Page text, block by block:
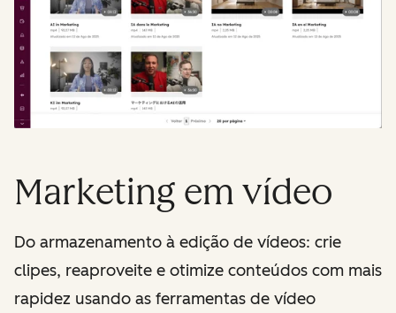
Marketing em vídeo
Do armazenamento à edição de vídeos: crie
clipes, reaproveite e otimize conteúdos com mais
rapidez usando as ferramentas de vídeo